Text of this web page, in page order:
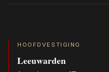
HOOFDVESTIGING
Leeuwarden